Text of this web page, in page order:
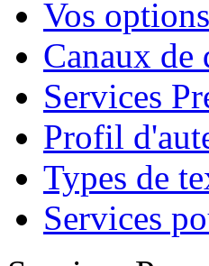
Types de
Services
Services
Paquets